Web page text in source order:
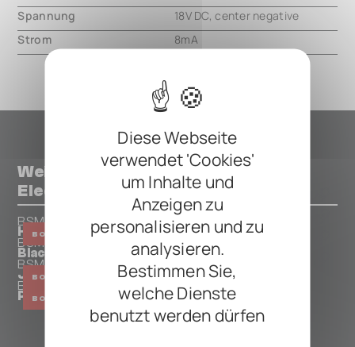
Diese Webseite
verwendet 'Cookies'
um Inhalte und
Anzeigen zu
personalisieren und zu
analysieren.
Bestimmen Sie,
welche Dienste
benutzt werden dürfen
Spannung
18V DC, center negative
Strom
8mA
Weitere Pedals von BSM - Meiser
Electronics
BOOSTER
BSM - Meiser Electronics
Heritage Crunch Booster
BSM - Meiser Electronics
Black Box Booster
BOOSTER
BSM - Meiser Electronics
J Fuzz
BOOSTER
BSM - Meiser Electronics
Powderfinger